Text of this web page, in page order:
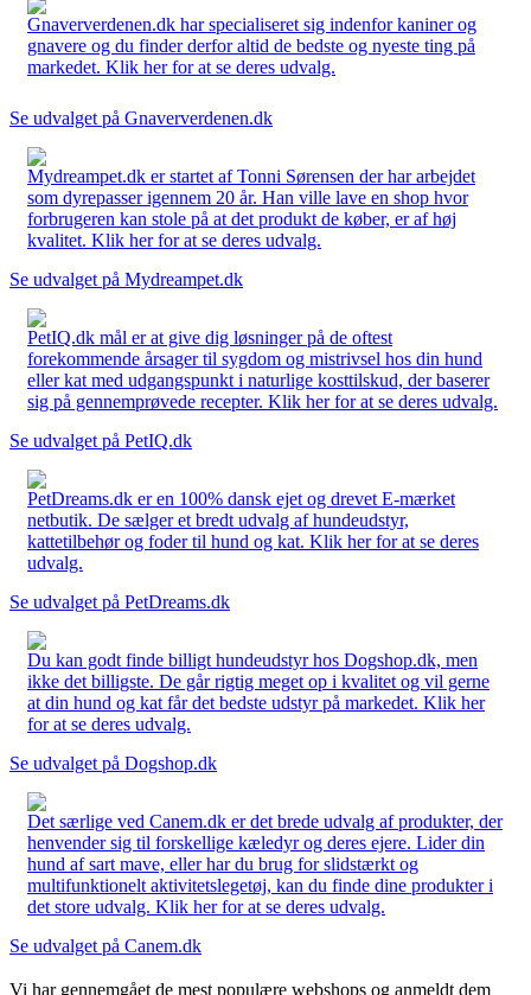
Gnaververdenen.dk har specialiseret sig indenfor kaniner og
gnavere og du finder derfor altid de bedste og nyeste ting på
markedet. Klik her for at se deres udvalg.
Se udvalget på Gnaververdenen.dk
Mydreampet.dk er startet af Tonni Sørensen der har arbejdet
som dyrepasser igennem 20 år. Han ville lave en shop hvor
forbrugeren kan stole på at det produkt de køber, er af høj
kvalitet. Klik her for at se deres udvalg.
Se udvalget på Mydreampet.dk
PetIQ.dk mål er at give dig løsninger på de oftest
forekommende årsager til sygdom og mistrivsel hos din hund
eller kat med udgangspunkt i naturlige kosttilskud, der baserer
sig på gennemprøvede recepter. Klik her for at se deres udvalg.
Se udvalget på PetIQ.dk
PetDreams.dk er en 100% dansk ejet og drevet E-mærket
netbutik. De sælger et bredt udvalg af hundeudstyr,
kattetilbehør og foder til hund og kat. Klik her for at se deres
udvalg.
Se udvalget på PetDreams.dk
Du kan godt finde billigt hundeudstyr hos Dogshop.dk, men
ikke det billigste. De går rigtig meget op i kvalitet og vil gerne
at din hund og kat får det bedste udstyr på markedet. Klik her
for at se deres udvalg.
Se udvalget på Dogshop.dk
Det særlige ved Canem.dk er det brede udvalg af produkter, der
henvender sig til forskellige kæledyr og deres ejere. Lider din
hund af sart mave, eller har du brug for slidstærkt og
multifunktionelt aktivitetslegetøj, kan du finde dine produkter i
det store udvalg. Klik her for at se deres udvalg.
Se udvalget på Canem.dk
Vi har gennemgået de mest populære webshops og anmeldt dem